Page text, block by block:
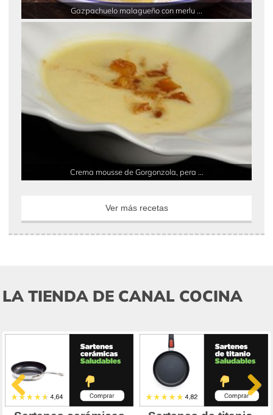
Gazpachuelo malagueño con merlu ...
Crema mousse de Gorgonzola, pera ...
Ver más recetas
LA TIENDA DE CANAL COCINA